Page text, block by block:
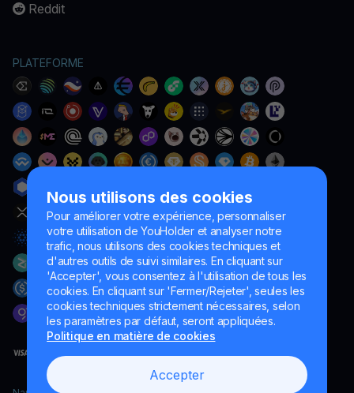
Nous utilisons des cookies
Pour améliorer votre expérience, personnaliser
votre utilisation de YouHolder et analyser notre
trafic, nous utilisons des cookies techniques et
d'autres outils de suivi similaires. En cliquant sur
'Accepter', vous consentez à l'utilisation de tous les
cookies. En cliquant sur 'Fermer/Rejeter', seules les
cookies techniques strictement nécessaires, selon
les paramètres par défaut, seront appliquées.
Politique en matière de cookies
Accepter
Reddit
PLATEFORME